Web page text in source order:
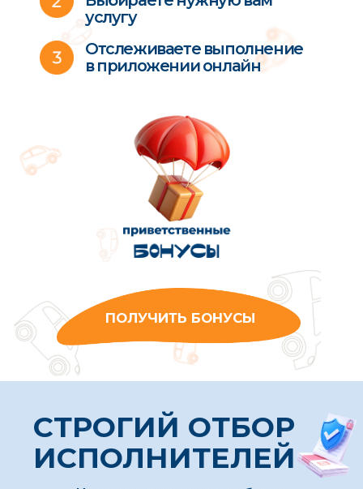
ЧАТ
ответимна все ваши
вопросы и покажем,
какоформить заказ
в приложении
Мультиняни
Если возникнут трудности
при оформлении заказа, вы всегда
можете обратиться к нашим
администратором
Самая главная оценка
нашей работы